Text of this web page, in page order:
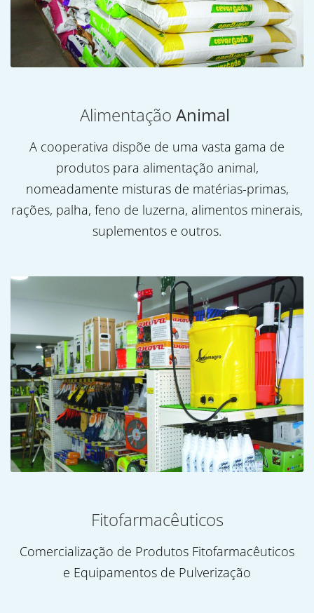
Alimentação Animal
A cooperativa dispõe de uma vasta gama de
produtos para alimentação animal,
nomeadamente misturas de matérias-primas,
rações, palha, feno de luzerna, alimentos minerais,
suplementos e outros.
Fitofarmacêuticos
Comercialização de Produtos Fitofarmacêuticos
e Equipamentos de Pulverização